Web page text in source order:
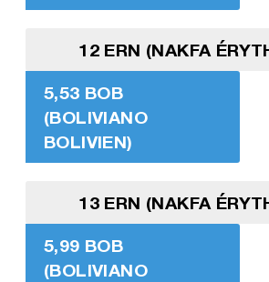
12 ERN (NAKFA
5,53 BOB
(BOLIVIANO
BOLIVIEN)
13 ERN (NAKFA
5,99 BOB
(BOLIVIANO